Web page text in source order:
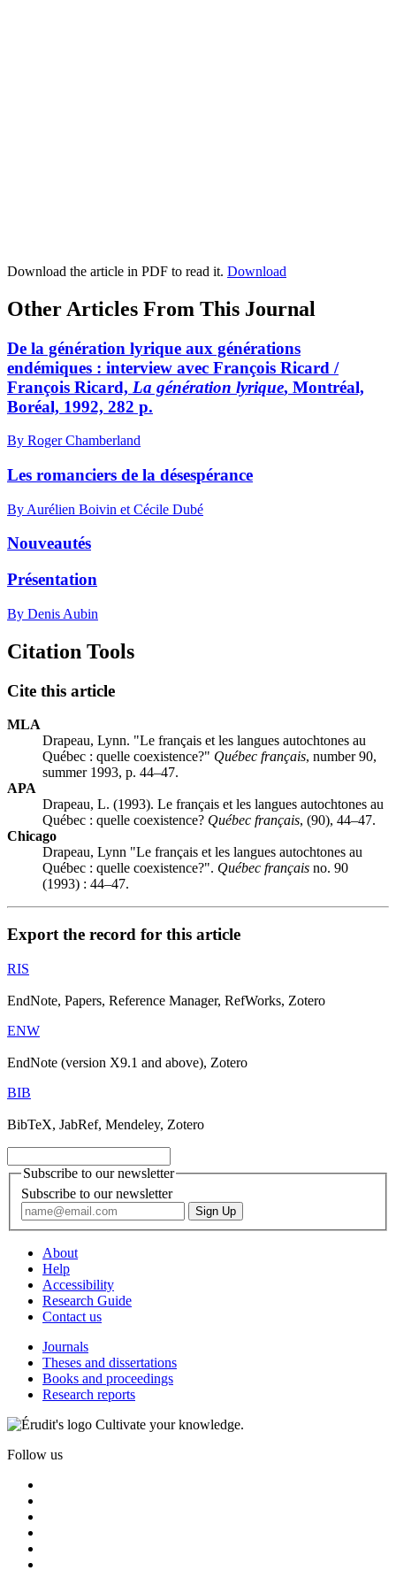
Download the article in PDF to read it. Download
Other Articles From This Journal
De la génération lyrique aux générations
endémiques : interview avec François Ricard /
François Ricard, La génération lyrique, Montréal,
Boréal, 1992, 282 p.
By Roger Chamberland
Les romanciers de la désespérance
By Aurélien Boivin et Cécile Dubé
Nouveautés
Présentation
By Denis Aubin
Citation Tools
Cite this article
MLA
Drapeau, Lynn. "Le français et les langues autochtones au
Québec : quelle coexistence?" Québec français, number 90,
summer 1993, p. 44–47.
APA
Drapeau, L. (1993). Le français et les langues autochtones au
Québec : quelle coexistence? Québec français, (90), 44–47.
Chicago
Drapeau, Lynn "Le français et les langues autochtones au
Québec : quelle coexistence?". Québec français no. 90
(1993) : 44–47.
Export the record for this article
RIS
EndNote, Papers, Reference Manager, RefWorks, Zotero
ENW
EndNote (version X9.1 and above), Zotero
BIB
BibTeX, JabRef, Mendeley, Zotero
Subscribe to our newsletter
Subscribe to our newsletter
About
Help
Accessibility
Research Guide
Contact us
Journals
Theses and dissertations
Books and proceedings
Research reports
Cultivate your knowledge.
Follow us